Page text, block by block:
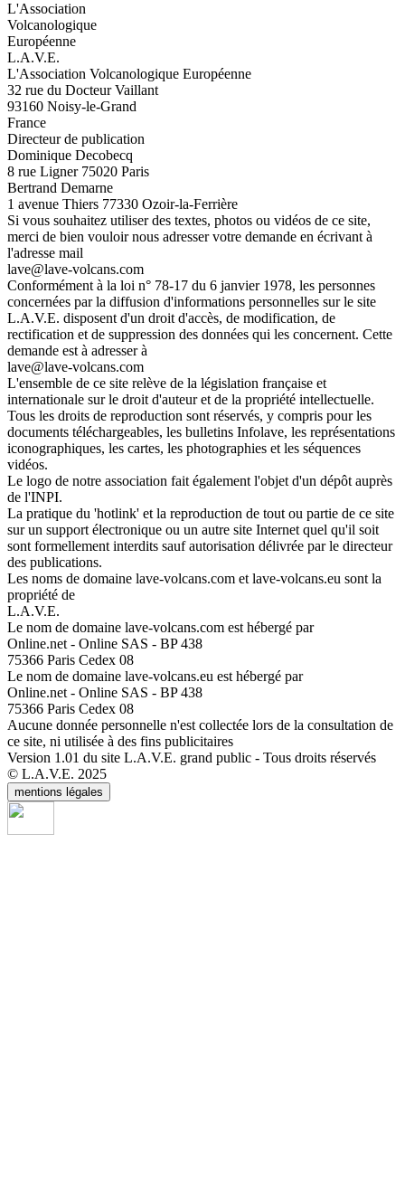
L'Association
Volcanologique
Européenne
L.A.V.E.
L'Association Volcanologique Européenne
32 rue du Docteur Vaillant
93160 Noisy-le-Grand
France
Directeur de publication
Dominique Decobecq
8 rue Ligner 75020 Paris
Bertrand Demarne
1 avenue Thiers 77330 Ozoir-la-Ferrière
Si vous souhaitez utiliser des textes, photos ou vidéos de ce site,
merci de bien vouloir nous adresser votre demande en écrivant à
l'adresse mail
lave@lave-volcans.com
Conformément à la loi n° 78-17 du 6 janvier 1978, les personnes
concernées par la diffusion d'informations personnelles sur le site
L.A.V.E. disposent d'un droit d'accès, de modification, de
rectification et de suppression des données qui les concernent. Cette
demande est à adresser à
lave@lave-volcans.com
L'ensemble de ce site relève de la législation française et
internationale sur le droit d'auteur et de la propriété intellectuelle.
Tous les droits de reproduction sont réservés, y compris pour les
documents téléchargeables, les bulletins Infolave, les représentations
iconographiques, les cartes, les photographies et les séquences
vidéos.
Le logo de notre association fait également l'objet d'un dépôt auprès
de l'INPI.
La pratique du 'hotlink' et la reproduction de tout ou partie de ce site
sur un support électronique ou un autre site Internet quel qu'il soit
sont formellement interdits sauf autorisation délivrée par le directeur
des publications.
Les noms de domaine lave-volcans.com et lave-volcans.eu sont la
propriété de
L.A.V.E.
Le nom de domaine lave-volcans.com est hébergé par
Online.net - Online SAS - BP 438
75366 Paris Cedex 08
Le nom de domaine lave-volcans.eu est hébergé par
Online.net - Online SAS - BP 438
75366 Paris Cedex 08
Aucune donnée personnelle n'est collectée lors de la consultation de
ce site, ni utilisée à des fins publicitaires
Version 1.01 du site L.A.V.E. grand public - Tous droits réservés
© L.A.V.E. 2025
mentions légales